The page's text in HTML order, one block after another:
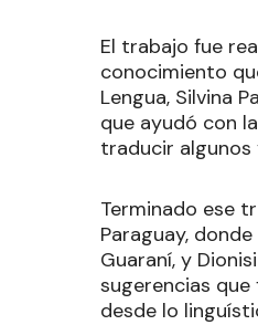
El trabajo fue
conocimiento
Lengua, Silvina
que ayudó con
traducir algunos
Terminado ese
Paraguay,
Guaraní, y
sugerencias
desde lo